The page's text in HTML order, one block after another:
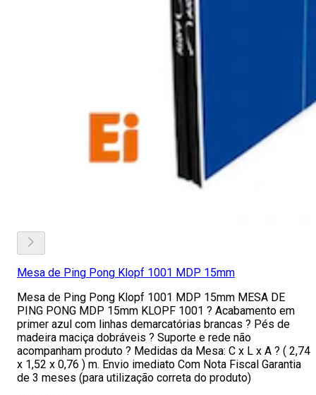
Mesa de Ping Pong Klopf 1001 MDP 15mm
Mesa de Ping Pong Klopf 1001 MDP 15mm MESA DE
PING PONG MDP 15mm KLOPF 1001 ? Acabamento em
primer azul com linhas demarcatórias brancas ? Pés de
madeira maciça dobráveis ? Suporte e rede não
acompanham produto ? Medidas da Mesa: C x L x A ? ( 2,74
x 1,52 x 0,76 ) m. Envio imediato Com Nota Fiscal Garantia
de 3 meses (para utilização correta do produto)